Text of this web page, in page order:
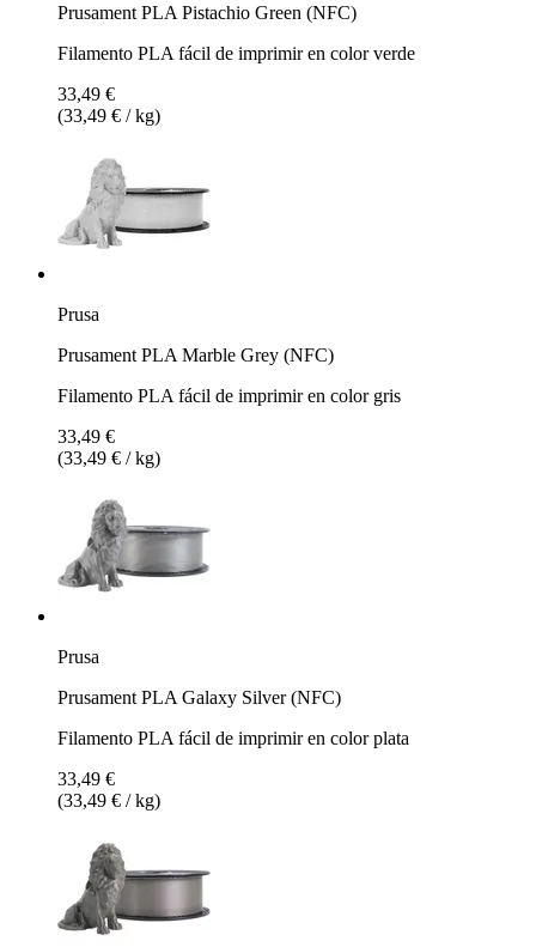
Prusament PLA Pistachio Green (NFC)
Filamento PLA fácil de imprimir en color verde
33,49 €
(33,49 € / kg)
Prusa
Prusament PLA Marble Grey (NFC)
Filamento PLA fácil de imprimir en color gris
33,49 €
(33,49 € / kg)
Prusa
Prusament PLA Galaxy Silver (NFC)
Filamento PLA fácil de imprimir en color plata
33,49 €
(33,49 € / kg)